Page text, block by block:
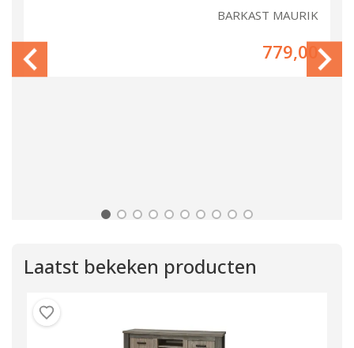
BARKAST MAURIK
779,00
Laatst bekeken producten